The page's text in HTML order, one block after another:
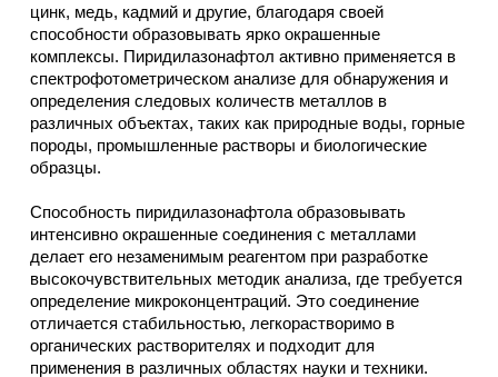
цинк, медь, кадмий и другие, благодаря своей
способности образовывать ярко окрашенные
комплексы. Пиридилазонафтол активно применяется в
спектрофотометрическом анализе для обнаружения и
определения следовых количеств металлов в
различных объектах, таких как природные воды, горные
породы, промышленные растворы и биологические
образцы.
Способность пиридилазонафтола образовывать
интенсивно окрашенные соединения с металлами
делает его незаменимым реагентом при разработке
высокочувствительных методик анализа, где требуется
определение микроконцентраций. Это соединение
отличается стабильностью, легкорастворимо в
органических растворителях и подходит для
применения в различных областях науки и техники.